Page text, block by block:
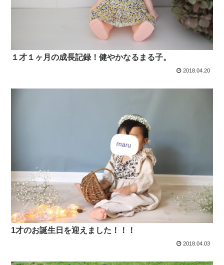
１才１ヶ月の成長記録！健やかなるまる子。
2018.04.20
1才のお誕生日を迎えました！！！
2018.04.03